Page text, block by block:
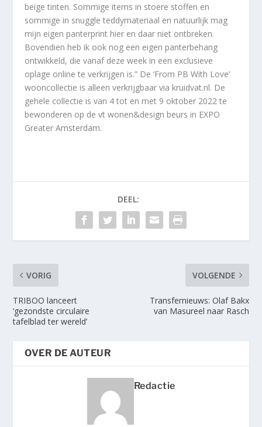
beige tinten. Sommige items in stoere stoffen en
sommige in snuggle teddymateriaal en natuurlijk mag
mijn eigen panterprint hier en daar niet ontbreken.
Bovendien heb ik ook nog een eigen panterbehang
ontwikkeld, die vanaf deze week in een exclusieve
oplage online te verkrijgen is.” De ‘From PB With Love’
wooncollectie is alleen verkrijgbaar via kruidvat.nl. De
gehele collectie is van 4 tot en met 9 oktober 2022 te
bewonderen op de vt wonen&design beurs in EXPO
Greater Amsterdam.
DEEL:
VORIG
TRIBOO lanceert
‘gezondste circulaire
tafelblad ter wereld’
VOLGENDE
Transfernieuws: Olaf Bakx
van Masureel naar Rasch
OVER DE AUTEUR
Redactie